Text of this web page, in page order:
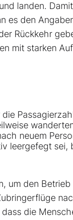
landen.
es den
Rückkehr
mit starken
neuem
leergefegt
um den
die